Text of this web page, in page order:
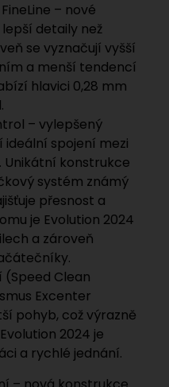
– nové
detaily než
se vyznačují vyšší
a menší tendencí
hlavici 0,28 mm
– vylepšený
spojení mezi
konstrukce
systém známý
přesnost a
je Evolution 2024
a zároveň
Clean
Excenter
pohyb, což výrazně
2024 je
a rychlé jednání.